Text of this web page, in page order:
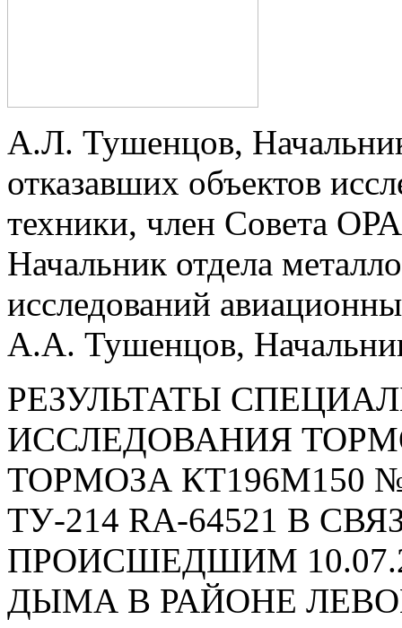
А.Л. Тушенцов,
отказавших объектов
техники, член Совета
Начальник отдела
исследований
А.А. Тушенцов,
РЕЗУЛЬТАТЫ
ИССЛЕДОВАНИЯ
ТОРМОЗА КТ196М150
ТУ-214 RA-64521 В
ПРОИСШЕДШИМ
ДЫМА В РАЙОНЕ